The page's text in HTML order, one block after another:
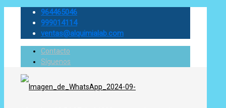
964465046
999014114
ventas@alquimialab.com
Contacto
Síguenos